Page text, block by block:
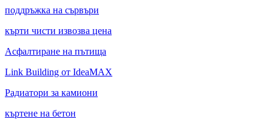
поддръжка на сървъри
кърти чисти извозва цена
Асфалтиране на пътища
Link Building от IdeaMAX
Радиатори за камиони
къртене на бетон